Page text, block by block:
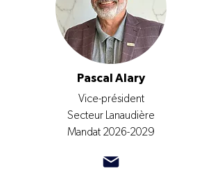
Pascal Alary
Vice-président
Secteur Lanaudière
Mandat 2026-2029